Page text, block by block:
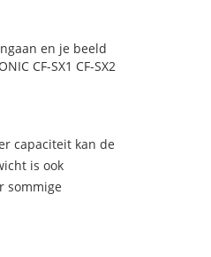
en je beeld
CF-SX1 CF-SX2
capaciteit kan de
is ook
sommige